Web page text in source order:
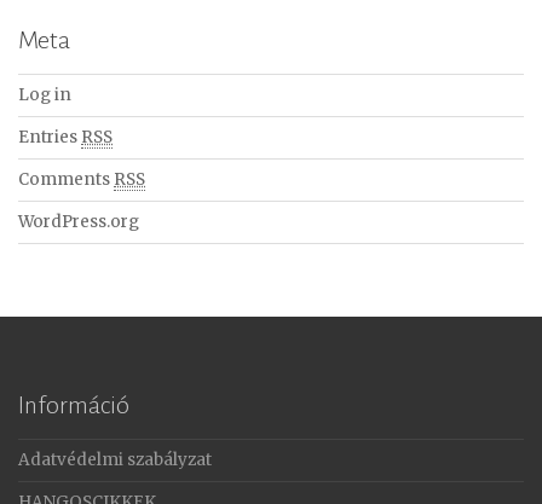
Meta
Log in
Entries RSS
Comments RSS
WordPress.org
Információ
Adatvédelmi szabályzat